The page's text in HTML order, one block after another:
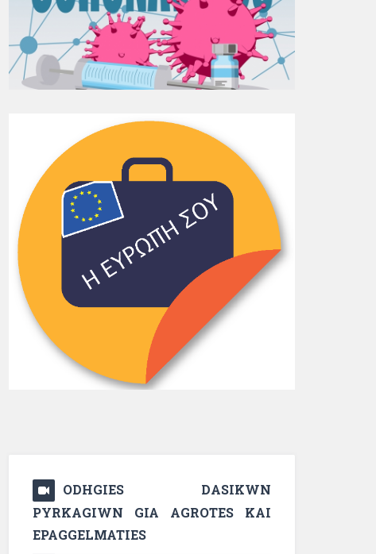
ODHGIES DASIKWN
PYRKAGIWN GIA AGROTES KAI
EPAGGELMATIES